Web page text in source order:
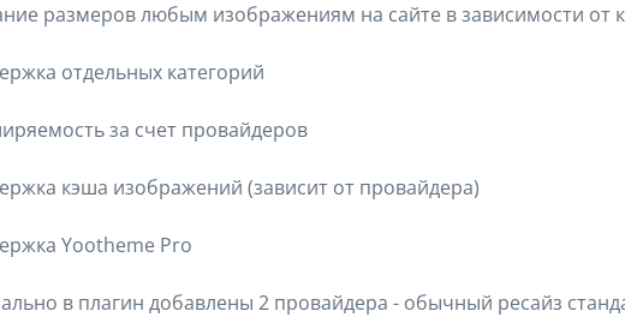
размеров любым изображениям на сайте в зависимости от
отдельных категорий
за счет провайдеров
кэша изображений (зависит от провайдера)
Yootheme Pro
в плагин добавлены 2 провайдера - обычный ресайз